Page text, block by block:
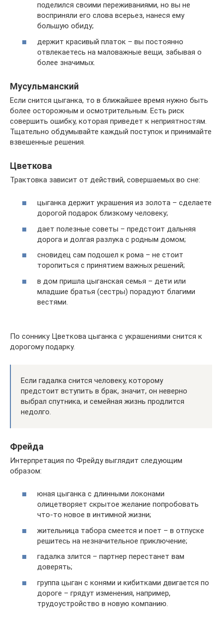
поделился своими переживаниями, но вы не
восприняли его слова всерьез, нанеся ему
большую обиду;
держит красивый платок – вы постоянно
отвлекаетесь на маловажные вещи, забывая о
более значимых.
Мусульманский
Если снится цыганка, то в ближайшее время нужно быть
более осторожным и осмотрительным. Есть риск
совершить ошибку, которая приведет к неприятностям.
Тщательно обдумывайте каждый поступок и принимайте
взвешенные решения.
Цветкова
Трактовка зависит от действий, совершаемых во сне:
цыганка держит украшения из золота – сделаете
дорогой подарок близкому человеку;
дает полезные советы – предстоит дальняя
дорога и долгая разлука с родным домом;
сновидец сам подошел к рома – не стоит
торопиться с принятием важных решений;
в дом пришла цыганская семья – дети или
младшие братья (сестры) порадуют благими
вестями.
По соннику Цветкова цыганка с украшениями снится к
дорогому подарку.
Если гадалка снится человеку, которому
предстоит вступить в брак, значит, он неверно
выбрал спутника, и семейная жизнь продлится
недолго.
Фрейда
Интерпретация по Фрейду выглядит следующим
образом:
юная цыганка с длинными локонами
олицетворяет скрытое желание попробовать
что-то новое в интимной жизни;
жительница табора смеется и поет – в отпуске
решитесь на незначительное приключение;
гадалка злится – партнер перестанет вам
доверять;
группа цыган с конями и кибитками двигается по
дороге – грядут изменения, например,
трудоустройство в новую компанию.